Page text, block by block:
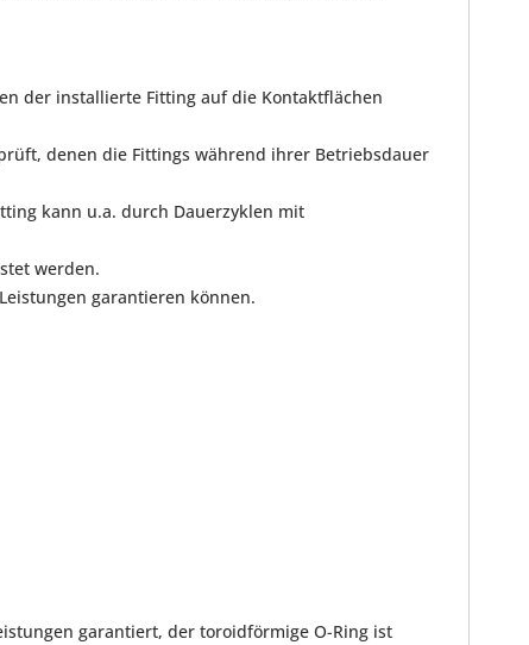
der installierte Fitting auf die Kontaktflächen
denen die Fittings während ihrer Betriebsdauer
kann u.a. durch Dauerzyklen mit
werden.
garantieren können.
garantiert, der toroidförmige O-Ring ist